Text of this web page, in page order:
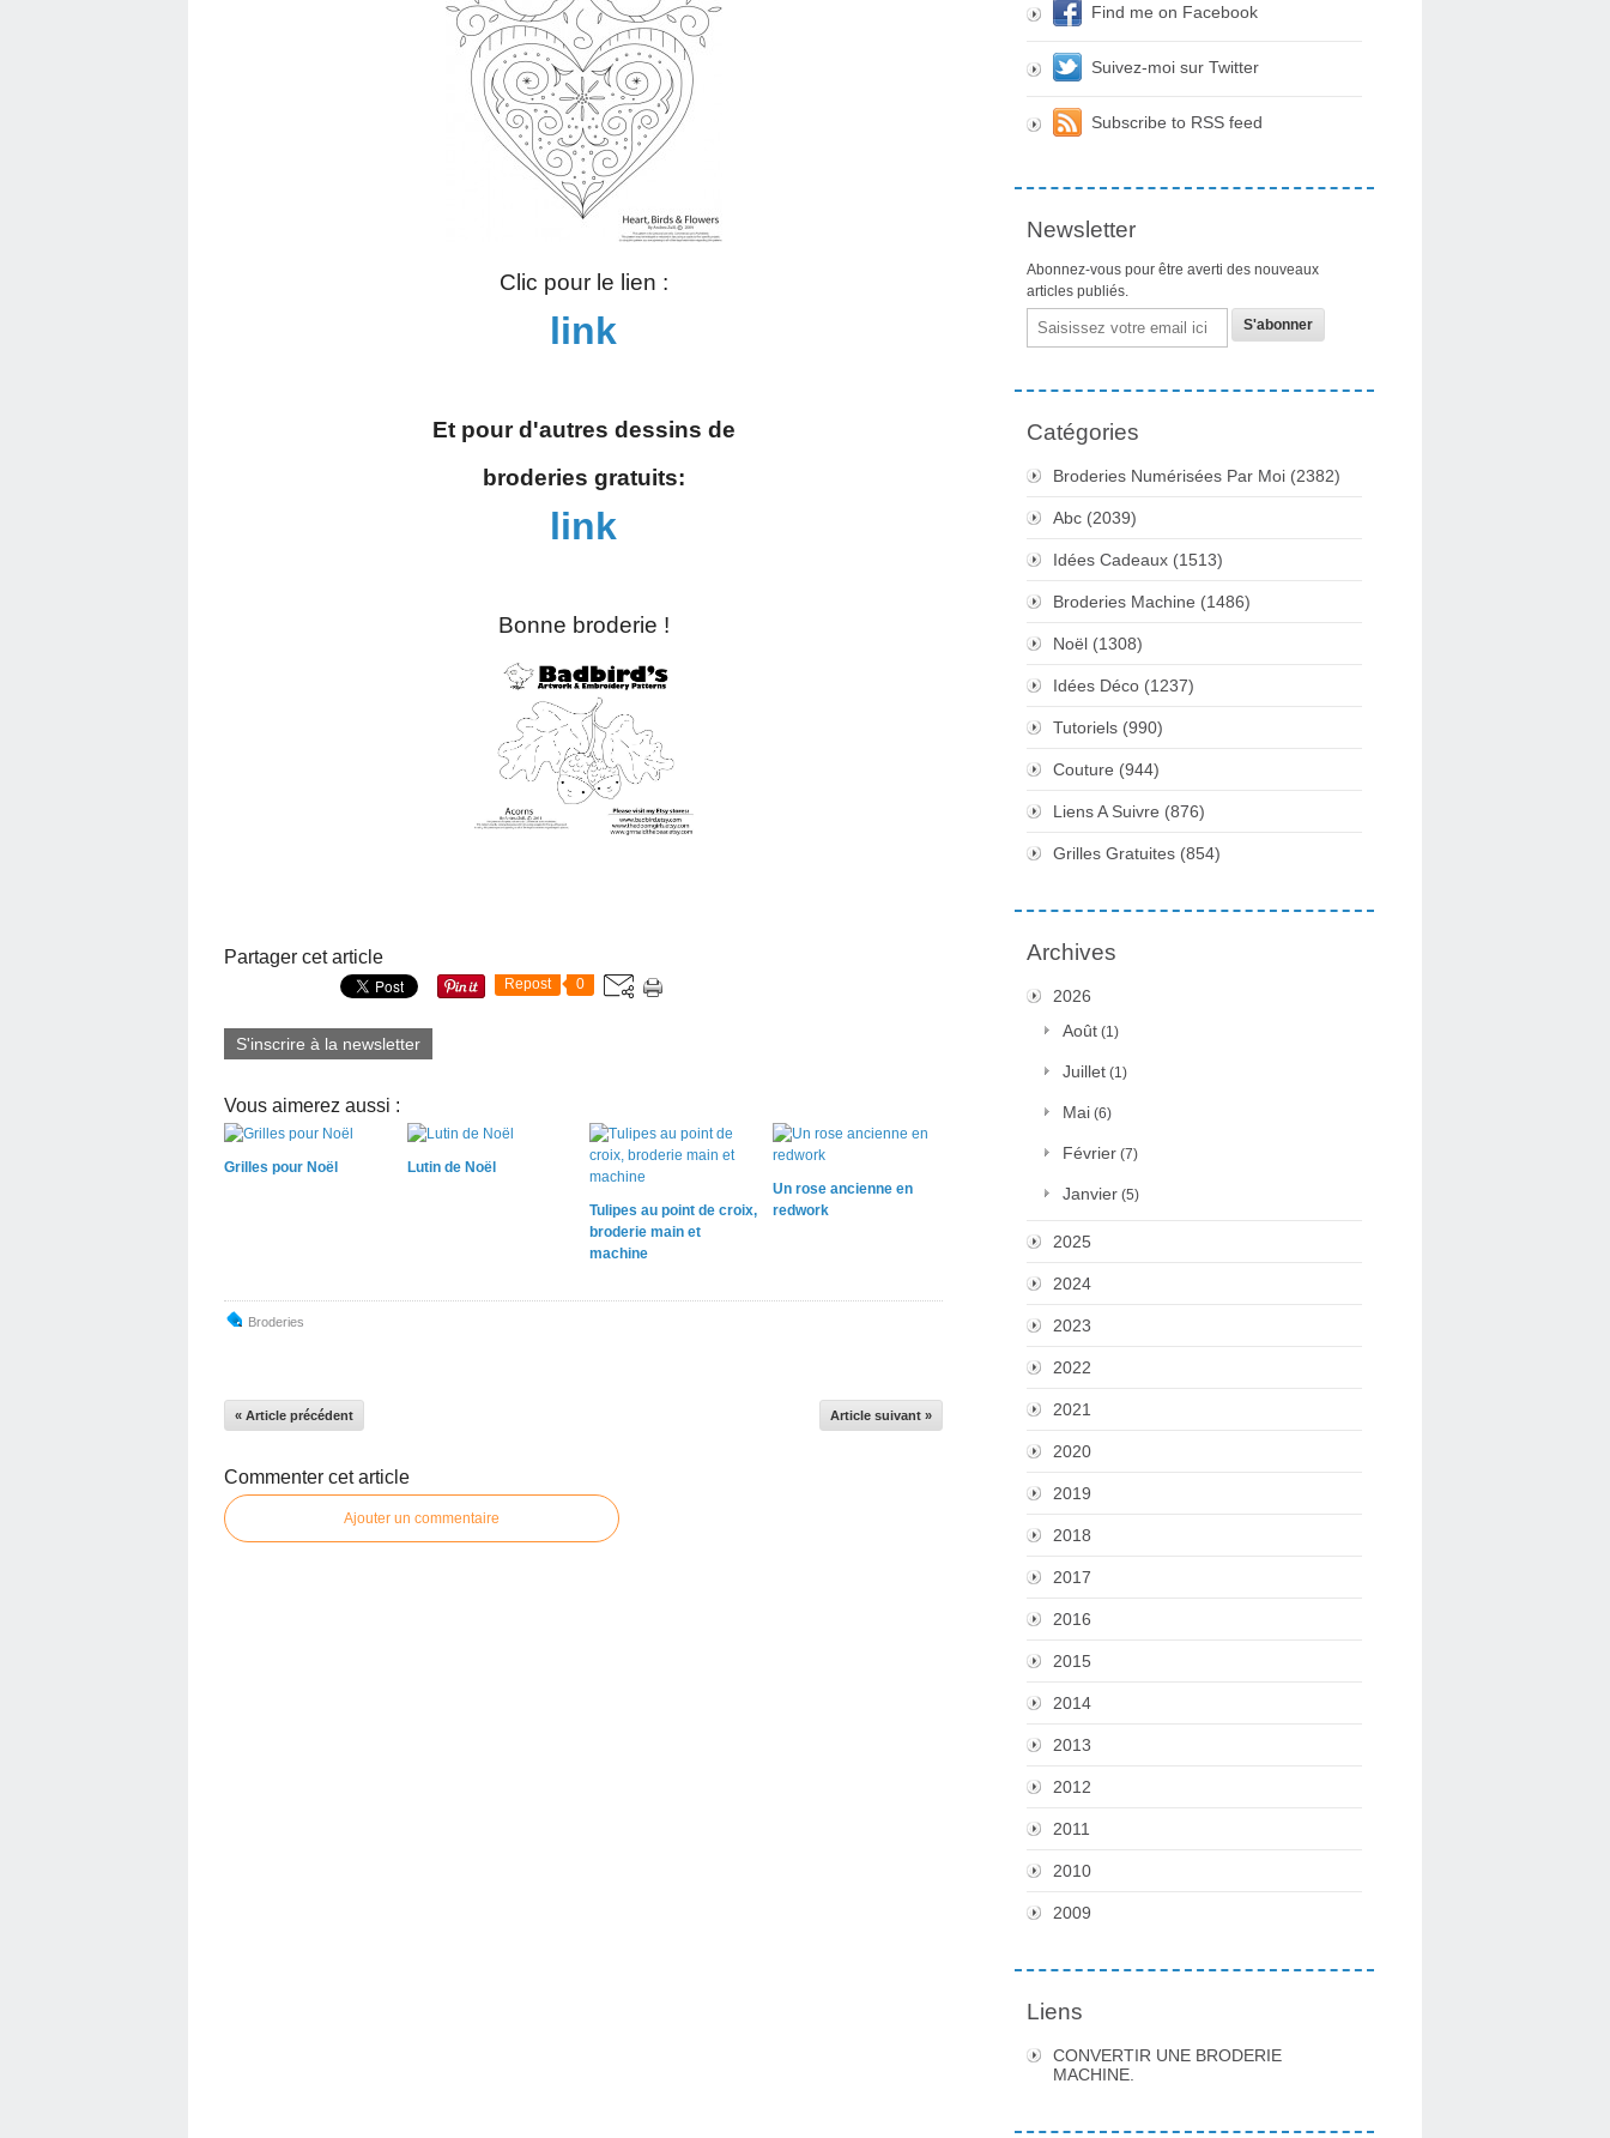
Clic pour le lien :
link
Et pour d'autres dessins de
broderies gratuits:
link
Bonne broderie !
Partager cet article
Repost 0
S'inscrire à la newsletter
Vous aimerez aussi :
Grilles pour Noël Lutin de Noël
Tulipes au point de croix,
broderie main et
machine
Un rose ancienne en
redwork
Broderies
« Article précédent Article suivant »
Commenter cet article
Ajouter un commentaire
Find me on Facebook
Suivez-moi sur Twitter
Subscribe to RSS feed
Newsletter
Abonnez-vous pour être averti des nouveaux
articles publiés.
Email
Catégories
Broderies Numérisées Par Moi (2382)
Abc (2039)
Idées Cadeaux (1513)
Broderies Machine (1486)
Noël (1308)
Idées Déco (1237)
Tutoriels (990)
Couture (944)
Liens A Suivre (876)
Grilles Gratuites (854)
Archives
2026
Août (1)
Juillet (1)
Mai (6)
Février (7)
Janvier (5)
2025
2024
2023
2022
2021
2020
2019
2018
2017
2016
2015
2014
2013
2012
2011
2010
2009
Liens
CONVERTIR UNE BRODERIE
MACHINE.